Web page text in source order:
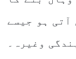
آتی ہو جیسے
وغیرہ۔